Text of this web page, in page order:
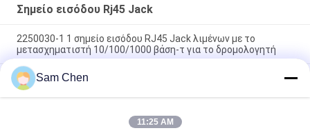
Σημείο εισόδου Rj45 Jack
2250030-1 1 σημείο εισόδου RJ45 Jack λιμένων με το
μετασχηματιστή 10/100/1000 βάση-τ για το δρομολογητή
10P η ενιαία κορυφή λιμένων σημείου εισόδου RJ45 Jack
εισάγεται με των οδηγήσεων και το μετασχηματιστή
8P εσωτερικό μαγνητικό RJ45 με προστατευμένο το
μετασχηματιστής χρώμα των οδηγήσεων η καμία EMI για το
Sam Chen
11:25 AM